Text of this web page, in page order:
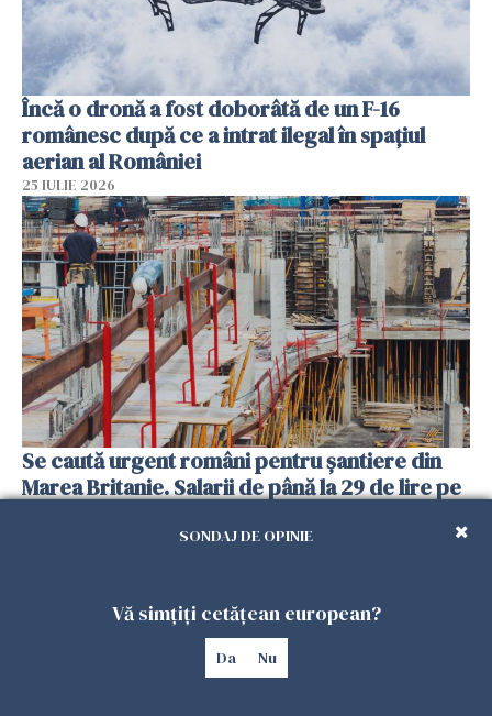
Încă o dronă a fost doborâtă de un F-16
românesc după ce a intrat ilegal în spațiul
aerian al României
25 IULIE 2026
Se caută urgent români pentru șantiere din
Marea Britanie. Salarii de până la 29 de lire pe
SONDAJ DE OPINIE
Vă simțiți cetățean european?
Da Nu